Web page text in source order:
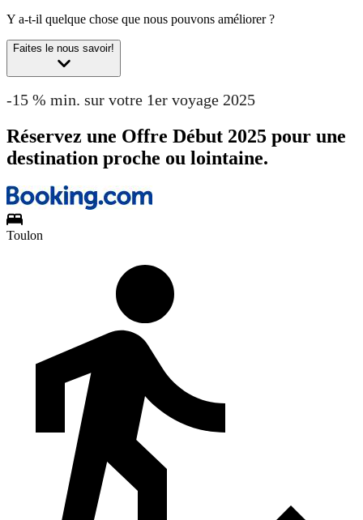
Y a-t-il quelque chose que nous pouvons améliorer ?
Faites le nous savoir!
-15 % min. sur votre 1er voyage 2025
Réservez une Offre Début 2025 pour une
destination proche ou lointaine.
Toulon